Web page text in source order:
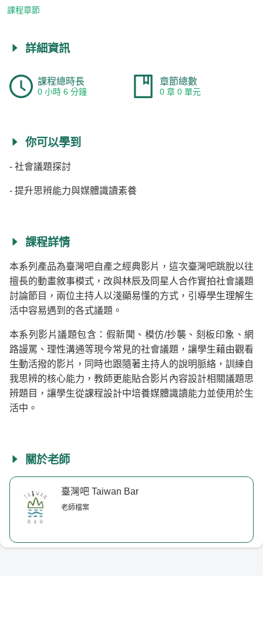
課程章節
詳細資訊
課程總時長
0 小時 6 分鐘
章節總數
0 章 0 單元
你可以學到
- 社會議題探討
- 提升思辨能力與媒體識讀素養
課程詳情
本系列產品為臺灣吧自產之經典影片，這次臺灣吧跳脫以往
擅長的動畫敘事模式，改與林辰及冏星人合作實拍社會議題
討論節目，兩位主持人以淺顯易懂的方式，引導學生理解生
活中容易遇到的各式議題。
本系列影片議題包含：假新聞、模仿/抄襲、刻板印象、網
路謾罵、理性溝通等現今常見的社會議題，讓學生藉由觀看
生動活撥的影片，同時也跟隨著主持人的說明脈絡，訓練自
我思辨的核心能力，教師更能貼合影片內容設計相關議題思
辨題目，讓學生從課程設計中培養媒體識讀能力並使用於生
活中。
關於老師
臺灣吧 Taiwan Bar
老師檔案